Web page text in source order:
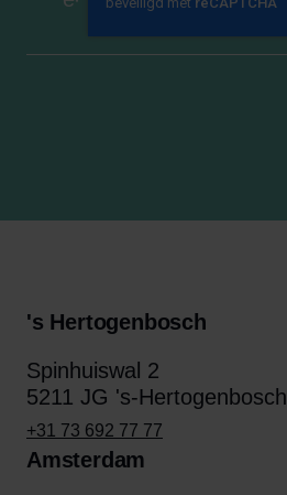
's Hertogenbosch
Spinhuiswal 2
5211 JG 's-Hertogenbosch
+31 73 692 77 77
Amsterdam